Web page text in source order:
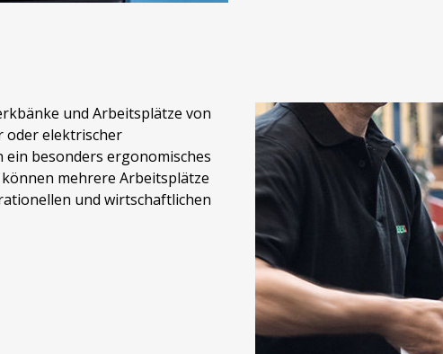
und Arbeitsplätze von
oder elektrischer
besonders ergonomisches
mehrere Arbeitsplätze
und wirtschaftlichen